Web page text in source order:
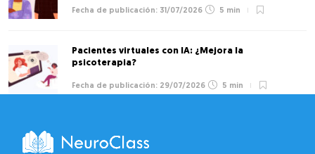
31/07/2026 5 min
Pacientes virtuales con IA: ¿Mejora la
psicoterapia?
29/07/2026 5 min